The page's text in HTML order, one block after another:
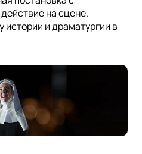
на сцене.
и драматургии в